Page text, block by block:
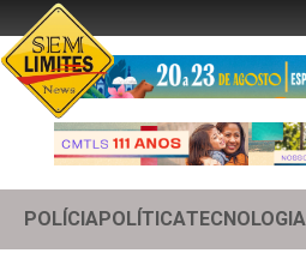
POLÍCIAPOLÍTICATECNOLOGIA